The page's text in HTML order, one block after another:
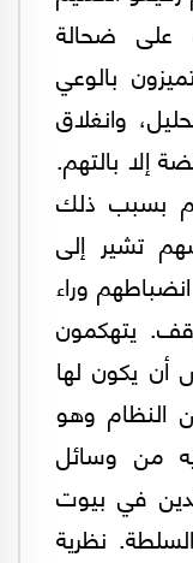
على ضحالة
بالوعي
وانغلاق
إلا بالتهم.
بسبب ذلك
تشير إلى
وراء
يتهكمون
أن يكون لها
النظام وهو
من وسائل
في بيوت
نظرية